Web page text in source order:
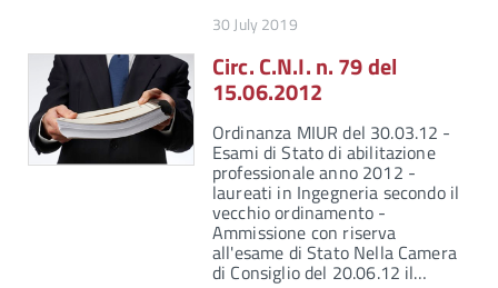
30 July 2019
Circ. C.N.I. n. 79 del
15.06.2012
Ordinanza MIUR del 30.03.12 -
Esami di Stato di abilitazione
professionale anno 2012 -
laureati in Ingegneria secondo il
vecchio ordinamento -
Ammissione con riserva
all'esame di Stato Nella Camera
di Consiglio del 20.06.12 il…